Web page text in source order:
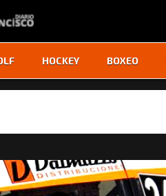
HOCKEY BOXEO